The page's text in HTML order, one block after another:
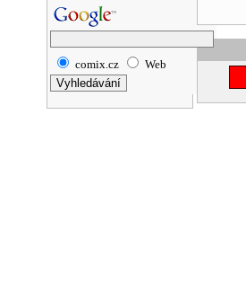
comix.cz Web